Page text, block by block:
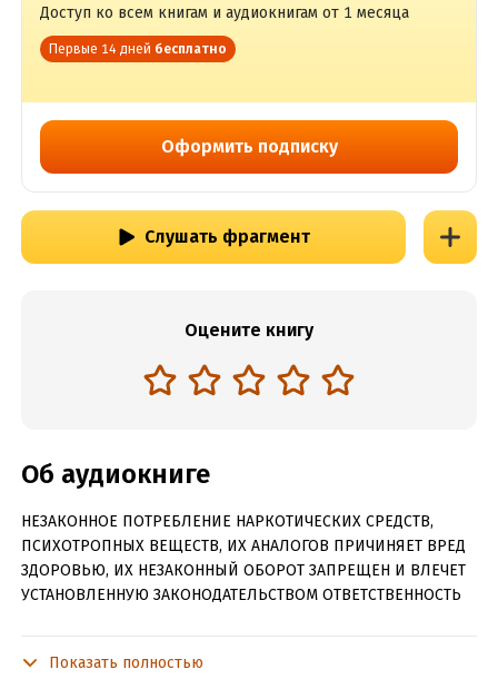
Доступ ко всем книгам и аудиокнигам от 1 месяца
Первые 14 дней бесплатно
Оформить подписку
Слушать фрагмент
Оцените книгу
Об аудиокниге
НЕЗАКОННОЕ ПОТРЕБЛЕНИЕ НАРКОТИЧЕСКИХ СРЕДСТВ,
ПСИХОТРОПНЫХ ВЕЩЕСТВ, ИХ АНАЛОГОВ ПРИЧИНЯЕТ ВРЕД
ЗДОРОВЬЮ, ИХ НЕЗАКОННЫЙ ОБОРОТ ЗАПРЕЩЕН И ВЛЕЧЕТ
УСТАНОВЛЕННУЮ ЗАКОНОДАТЕЛЬСТВОМ ОТВЕТСТВЕННОСТЬ
Показать полностью